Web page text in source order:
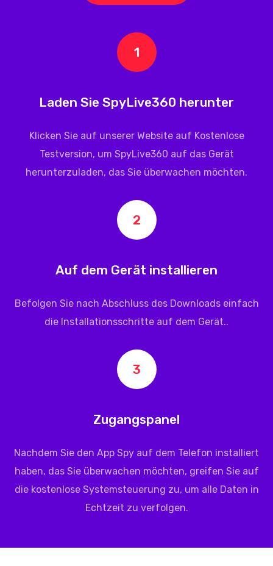
1
Laden Sie SpyLive360 herunter
Klicken Sie auf unserer Website auf Kostenlose
Testversion, um SpyLive360 auf das Gerät
herunterzuladen, das Sie überwachen möchten.
2
Auf dem Gerät installieren
Befolgen Sie nach Abschluss des Downloads einfach
die Installationsschritte auf dem Gerät..
3
Zugangspanel
Nachdem Sie den App Spy auf dem Telefon installiert
haben, das Sie überwachen möchten, greifen Sie auf
die kostenlose Systemsteuerung zu, um alle Daten in
Echtzeit zu verfolgen.